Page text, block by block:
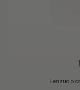
Lenzuolo